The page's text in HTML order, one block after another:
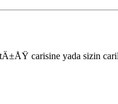
carisine yada sizin